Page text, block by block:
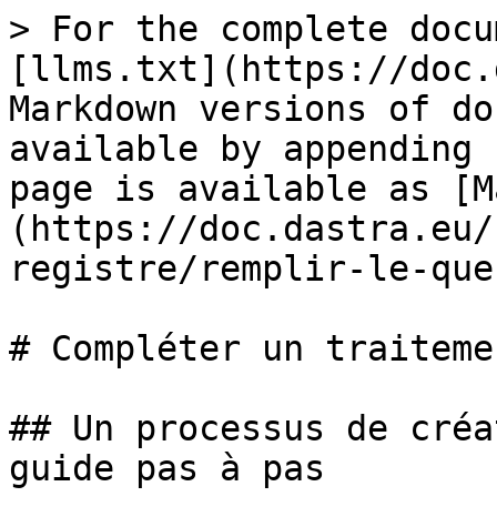
> For the complete
[llms.txt](https://
Markdown versions of
available by
page is available as
(https://
registre/remplir-le-
# Compléter un
## Un processus de
guide pas à pas